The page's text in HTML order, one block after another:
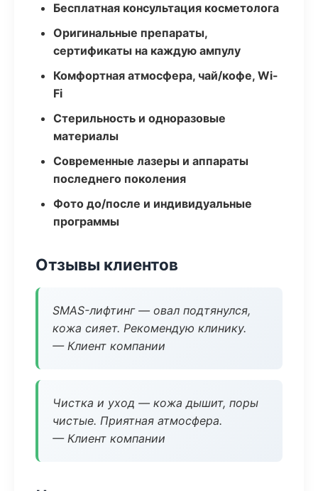
Бесплатная консультация косметолога
Оригинальные препараты,
сертификаты на каждую ампулу
Комфортная атмосфера, чай/кофе, Wi-
Fi
Стерильность и одноразовые
материалы
Современные лазеры и аппараты
последнего поколения
Фото до/после и индивидуальные
программы
Отзывы клиентов
SMAS-лифтинг — овал подтянулся,
кожа сияет. Рекомендую клинику.
— Клиент компании
Чистка и уход — кожа дышит, поры
чистые. Приятная атмосфера.
— Клиент компании